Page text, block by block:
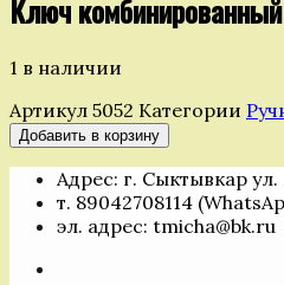
Ключ
1 в наличии
Артикул 5052 Категории
Количество
товара
Ключ
комбинированный
15мм
Добавить в корзину
Адрес: г. Сыктывкар
т. 89042708114
эл. адрес: tmicha@bk.ru